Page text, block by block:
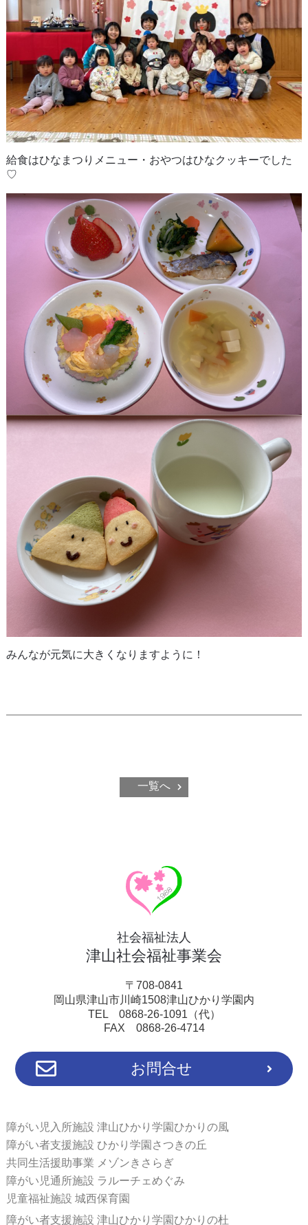
給食はひなまつりメニュー・おやつはひなクッキーでした
♡
みんなが元気に大きくなりますように！
一覧へ
社会福祉法人
津山社会福祉事業会
〒708-0841
岡山県津山市川崎1508津山ひかり学園内
TEL 0868-26-1091（代）
FAX 0868-26-4714
お問合せ
障がい児入所施設 津山ひかり学園ひかりの風
障がい者支援施設 ひかり学園さつきの丘
共同生活援助事業 メゾンきさらぎ
障がい児通所施設 ラルーチェめぐみ
児童福祉施設 城西保育園
障がい者支援施設 津山ひかり学園ひかりの杜